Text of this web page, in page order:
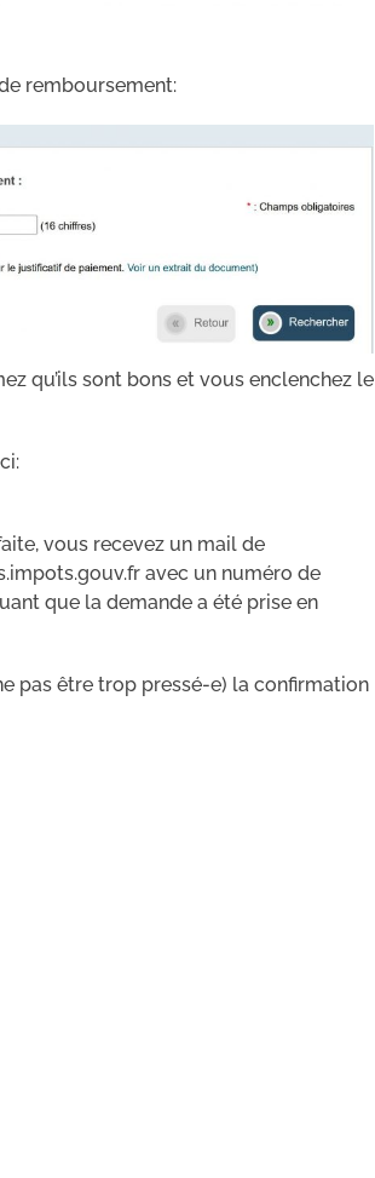
remboursement:
qu’ils sont bons et vous enclenchez le
vous recevez un mail de
avec un numéro de
que la demande a été prise en
pas être trop pressé-e) la confirmation